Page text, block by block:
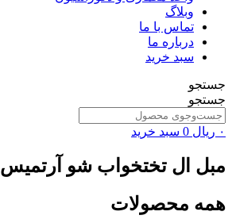
وبلاگ
تماس با ما
درباره ما
سبد خرید
جستجو
جستجو
۰ ریال 0 سبد خرید
مبل ال تختخواب شو آرتمیس
همه محصولات